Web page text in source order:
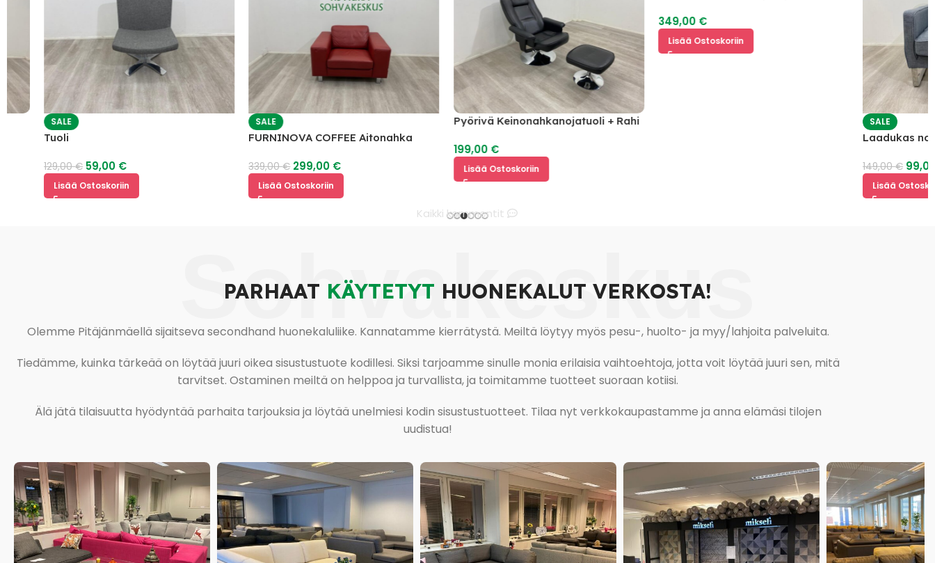
129,00€ 59,00€
Lisää Ostoskoriin
FURNINOVA COFFEE Aitonahka
339,00€ 299,00€
Lisää Ostoskoriin
Pyörivä Keinonahkanojatuoli + Rahi
199,00€
Lisää Ostoskoriin
349,00€
Lisää Ostoskoriin
Laadukas
149,00€ 99,00€
Lisää Ostoskoriin
Kaikki kommentit
Sohvakeskus
PARHAAT KÄYTETYT HUONEKALUT VERKOSTA!
Olemme Pitäjänmäellä sijaitseva secondhand huonekaluliike. Kannatamme kierrätystä. Meiltä löytyy myös pesu-, huolto- ja myy/lahjoita palveluita.
Tiedämme, kuinka tärkeää on löytää juuri oikea sisustustuote kodillesi. Siksi tarjoamme sinulle monia erilaisia vaihtoehtoja, jotta voit löytää juuri sen, mitä
tarvitset. Ostaminen meiltä on helppoa ja turvallista, ja toimitamme tuotteet suoraan kotiisi.
Älä jätä tilaisuutta hyödyntää parhaita tarjouksia ja löytää unelmiesi kodin sisustustuotteet. Tilaa nyt verkkokaupastamme ja anna elämäsi tilojen
uudistua!